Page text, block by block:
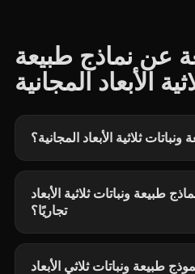
عن نماذج طبيعة
الأبعاد المجانية
ثلاثية الأبعاد المجانية؟
طبيعة ونباتات ثلاثية الأبعاد
تجاريًا؟
طبيعة ونباتات ثلاثي الأبعاد